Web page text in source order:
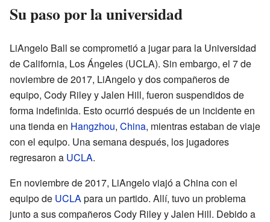
Su paso por la universidad
LiAngelo Ball se comprometió a jugar para la Universidad
de California, Los Ángeles (UCLA). Sin embargo, el 7 de
noviembre de 2017, LiAngelo y dos compañeros de
equipo, Cody Riley y Jalen Hill, fueron suspendidos de
forma indefinida. Esto ocurrió después de un incidente en
una tienda en Hangzhou, China, mientras estaban de viaje
con el equipo. Una semana después, los jugadores
regresaron a UCLA.
En noviembre de 2017, LiAngelo viajó a China con el
equipo de UCLApara un partido. Allí, tuvo un problema
junto a sus compañeros Cody Riley y Jalen Hill. Debido a